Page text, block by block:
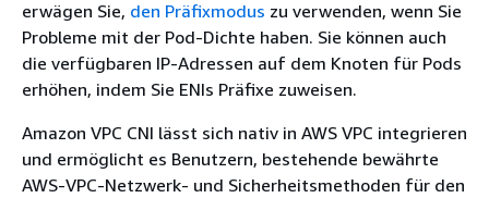
erwägen Sie, den Präfixmodus zu verwenden, wenn Sie
Probleme mit der Pod-Dichte haben. Sie können auch
die verfügbaren IP-Adressen auf dem Knoten für Pods
erhöhen, indem Sie ENIs Präfixe zuweisen.
Amazon VPC CNI lässt sich nativ in AWS VPC integrieren
und ermöglicht es Benutzern, bestehende bewährte
AWS-VPC-Netzwerk- und Sicherheitsmethoden für den